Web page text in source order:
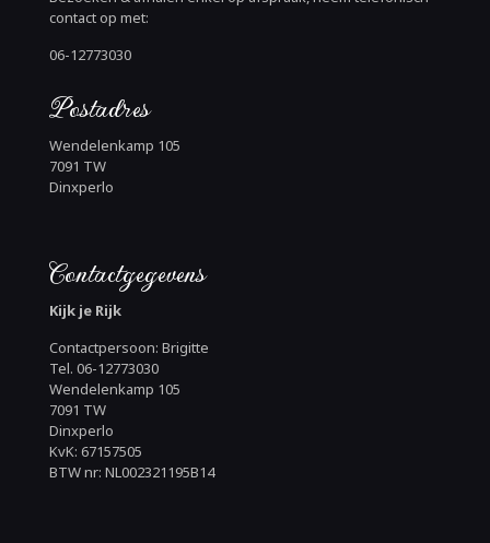
contact op met:
06-12773030
Postadres
Wendelenkamp 105
7091 TW
Dinxperlo
Contactgegevens
Kijk je Rijk
Contactpersoon: Brigitte
Tel. 06-12773030
Wendelenkamp 105
7091 TW
Dinxperlo
KvK: 67157505
BTW nr: NL002321195B14